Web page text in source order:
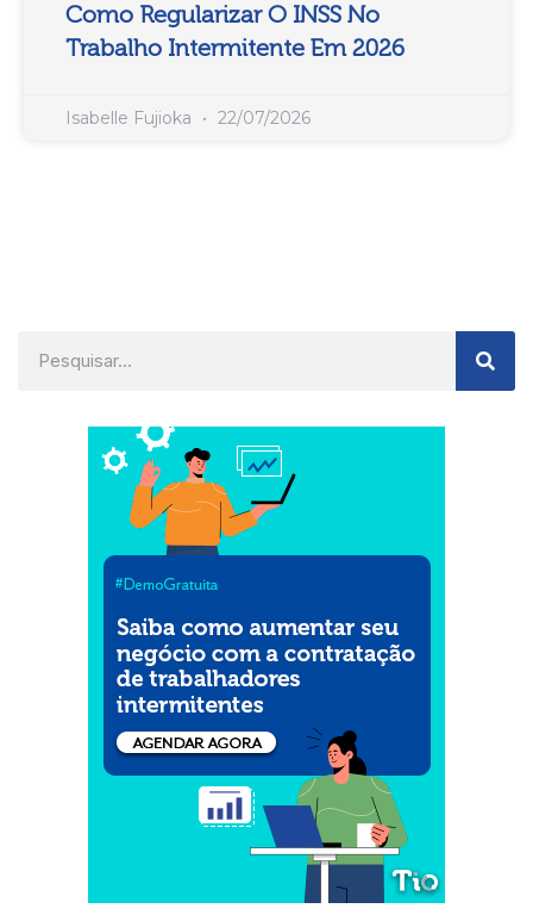
Como Regularizar O INSS No
Trabalho Intermitente Em 2026
Isabelle Fujioka 22/07/2026